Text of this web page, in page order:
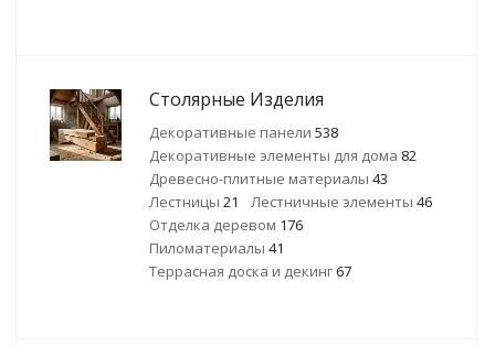
Столярные Изделия
Декоративные панели 538
Декоративные элементы для дома 82
Древесно-плитные материалы 43
Лестницы 21 Лестничные элементы 46
Отделка деревом 176
Пиломатериалы 41
Террасная доска и декинг 67